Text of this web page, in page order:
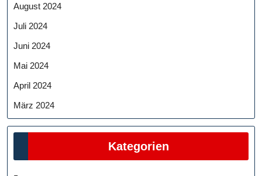
August 2024
Juli 2024
Juni 2024
Mai 2024
April 2024
März 2024
Kategorien